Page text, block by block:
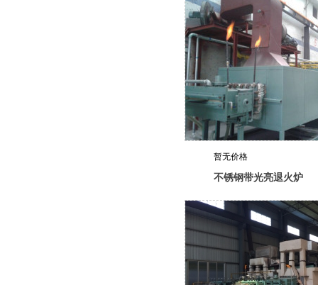
暂无价格
不锈钢带光亮退火炉